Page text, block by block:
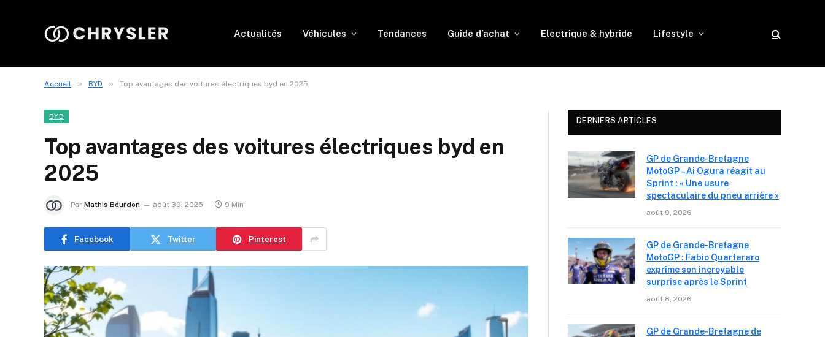
Actualités Véhicules Tendances Guide d’achat Electrique & hybride Lifestyle
Accueil » BYD » Top avantages des voitures électriques byd en 2025
BYD
Top avantages des voitures électriques byd en
2025
Par Mathis Bourdon août 30, 2025 9 Min
Facebook Twitter Pinterest
DERNIERS ARTICLES
GP de Grande-Bretagne
MotoGP – Ai Ogura réagit au
Sprint : « Une usure
spectaculaire du pneu arrière »
août 9, 2026
GP de Grande-Bretagne
MotoGP : Fabio Quartararo
exprime son incroyable
surprise après le Sprint
août 8, 2026
GP de Grande-Bretagne de